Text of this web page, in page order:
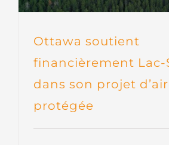
Ottawa soutient
financièrement Lac-
dans son projet
protégée